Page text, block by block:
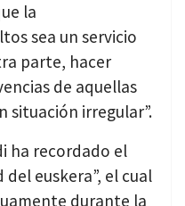
la
sea un servicio
parte, hacer
de aquellas
situación irregular”.
ha recordado el
euskera”, el cual
durante la